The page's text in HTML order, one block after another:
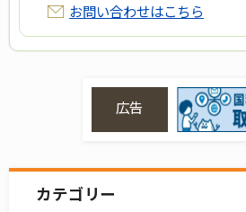
お問い合わせはこちら
広告
カテゴリー